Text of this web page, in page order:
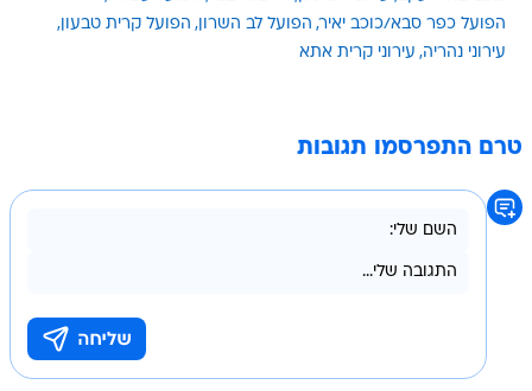
הפועל כפר סבא/כוכב יאיר הפועל לב השרון הפועל קרית טבעון
עירוני נהריה עירוני קרית אתא
טרם התפרסמו תגובות